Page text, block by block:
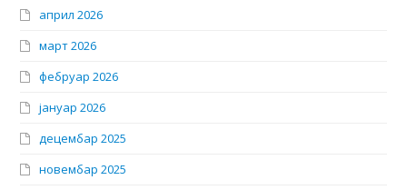
април 2026
март 2026
фебруар 2026
јануар 2026
децембар 2025
новембар 2025